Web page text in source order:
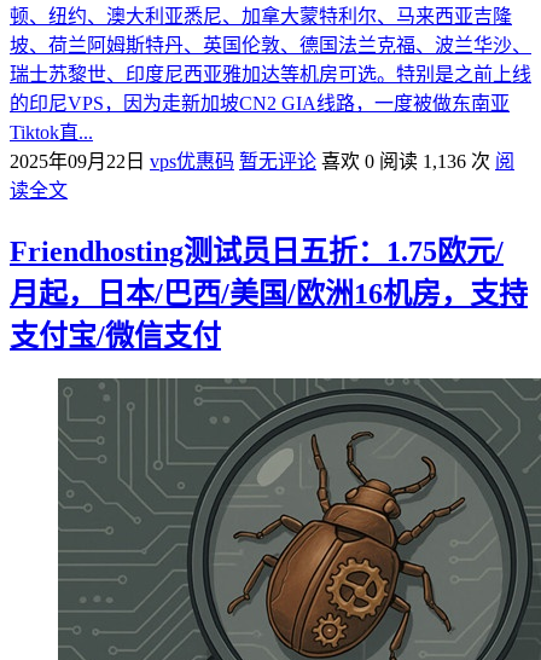
顿、纽约、澳大利亚悉尼、加拿大蒙特利尔、马来西亚吉隆
坡、荷兰阿姆斯特丹、英国伦敦、德国法兰克福、波兰华沙、
瑞士苏黎世、印度尼西亚雅加达等机房可选。特别是之前上线
的印尼VPS，因为走新加坡CN2 GIA线路，一度被做东南亚
Tiktok直...
2025年09月22日 vps优惠码 暂无评论 喜欢 0 阅读 1,136 次 阅
读全文
Friendhosting测试员日五折：1.75欧元/
月起，日本/巴西/美国/欧洲16机房，支持
支付宝/微信支付